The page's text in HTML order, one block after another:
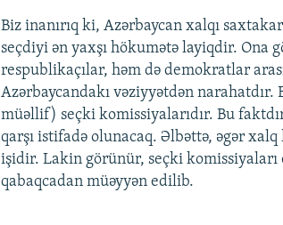
Biz inanırıq ki, Azərbaycan xalqı
seçdiyi ən yaxşı hökumətə layiqdir. Ona
respublikaçılar, həm də demokratlar
Azərbaycandakı vəziyyətdən
müəllif) seçki komissiyalarıdır. Bu
qarşı istifadə olunacaq. Əlbəttə, əgər
işidir. Lakin görünür, seçki
qabaqcadan müəyyən edilib.